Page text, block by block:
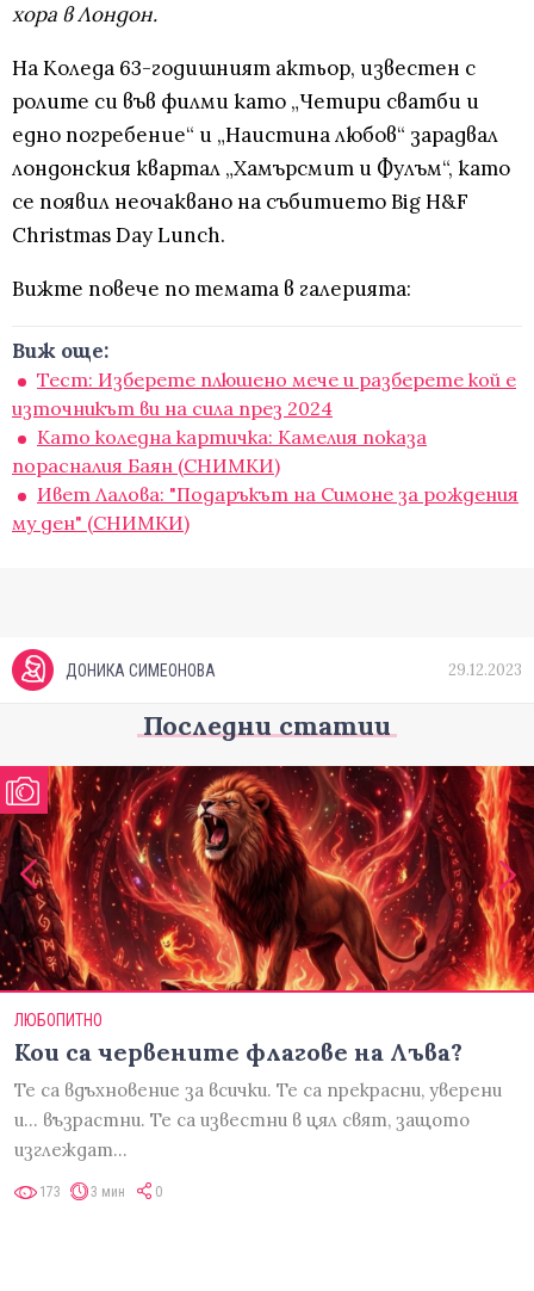
хора в Лондон.
На Коледа 63-годишният актьор, известен с
ролите си във филми като „Четири сватби и
едно погребение“ и „Наистина любов“ зарадвал
лондонския квартал „Хамърсмит и Фулъм“, като
се появил неочаквано на събитието Big H&F
Christmas Day Lunch.
Вижте повече по темата в галерията:
Виж още:
Тест: Изберете плюшено мече и разберете кой е
източникът ви на сила през 2024
Като коледна картичка: Камелия показа
порасналия Баян (СНИМКИ)
Ивет Лалова: "Подаръкът на Симоне за рождения
му ден" (СНИМКИ)
ДОНИКА СИМЕОНОВА 29.12.2023
Последни статии
ЛЮБОПИТНО
Кои са червените флагове на Лъва?
Те са вдъхновение за всички. Те са прекрасни, уверени
и... възрастни. Те са известни в цял свят, защото
изглеждат…
173 3 мин 0